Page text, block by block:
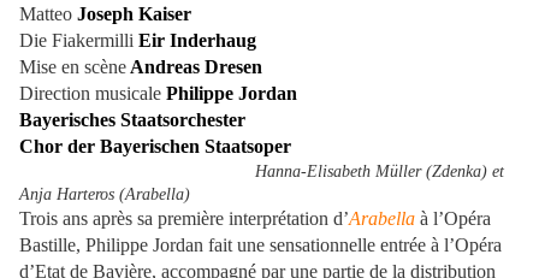
Matteo Joseph Kaiser
Die Fiakermilli Eir Inderhaug
Mise en scène Andreas Dresen
Direction musicale Philippe Jordan
Bayerisches Staatsorchester
Chor der Bayerischen Staatsoper
Hanna-Elisabeth Müller (Zdenka) et
Anja Harteros (Arabella)
Trois ans après sa première interprétation d’Arabella à l’Opéra
Bastille, Philippe Jordan fait une sensationnelle entrée à l’Opéra
d’Etat de Bavière, accompagné par une partie de la distribution